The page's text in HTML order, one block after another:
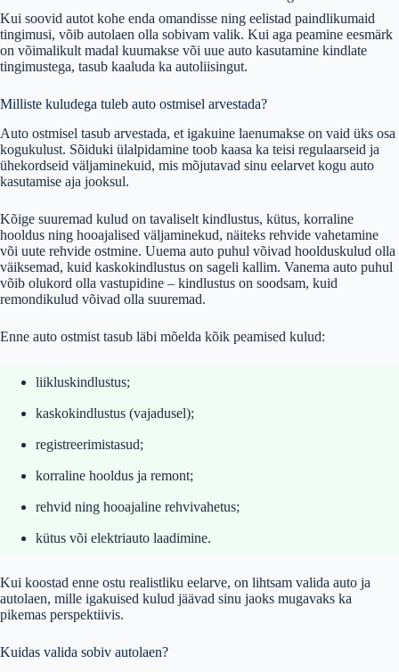
Kui soovid autot kohe enda omandisse ning eelistad paindlikumaid
tingimusi, võib autolaen olla sobivam valik. Kui aga peamine eesmärk
on võimalikult madal kuumakse või uue auto kasutamine kindlate
tingimustega, tasub kaaluda ka autoliisingut.
Milliste kuludega tuleb auto ostmisel arvestada?
Auto ostmisel tasub arvestada, et igakuine laenumakse on vaid üks osa
kogukulust. Sõiduki ülalpidamine toob kaasa ka teisi regulaarseid ja
ühekordseid väljaminekuid, mis mõjutavad sinu eelarvet kogu auto
kasutamise aja jooksul.
Kõige suuremad kulud on tavaliselt kindlustus, kütus, korraline
hooldus ning hooajalised väljaminekud, näiteks rehvide vahetamine
või uute rehvide ostmine. Uuema auto puhul võivad hoolduskulud olla
väiksemad, kuid kaskokindlustus on sageli kallim. Vanema auto puhul
võib olukord olla vastupidine – kindlustus on soodsam, kuid
remondikulud võivad olla suuremad.
Enne auto ostmist tasub läbi mõelda kõik peamised kulud:
liikluskindlustus;
kaskokindlustus (vajadusel);
registreerimistasud;
korraline hooldus ja remont;
rehvid ning hooajaline rehvivahetus;
kütus või elektriauto laadimine.
Kui koostad enne ostu realistliku eelarve, on lihtsam valida auto ja
autolaen, mille igakuised kulud jäävad sinu jaoks mugavaks ka
pikemas perspektiivis.
Kuidas valida sobiv autolaen?